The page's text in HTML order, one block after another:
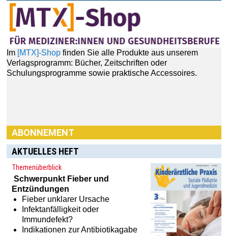
Im
finden Sie alle Produkte aus unserem
Verlagsprogramm: Bücher, Zeitschriften oder
Schulungsprogramme sowie praktische Accessoires.
ABONNEMENT
Haben Sie Interesse an einem Abonnement? Dann klicken
Sie einfach hier:
AKTUELLES HEFT
Themenüberblick
Schwerpunkt Fieber und
Entzündungen
Fieber unklarer Ursache
Infektanfälligkeit oder
Immundefekt?
Indikationen zur Antibiotikagabe